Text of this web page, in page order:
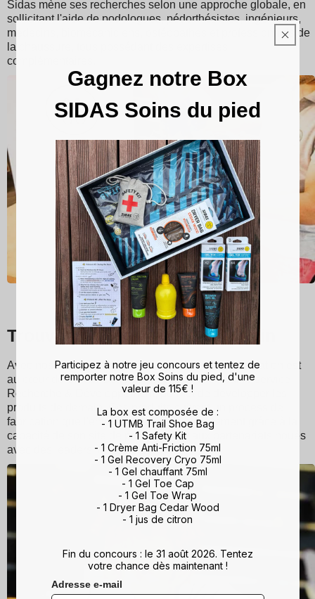
Sidas mène ses recherches selon une approche globale, en
sollicitant l'aide de podologues, pédorthésistes, ingénieurs,
médecins, biomécaniciens, ostéopathes et professionnels de
la chaussure, tous possédant des expertises
complémentaires.
Trouver les réponses de demain
Avec nos experts et sportifs de haut niveau, l’innovation est
au cœur de Sidas. Cette démarche, menée par le service
Recherche & Développement, permet de développer les
produits de demain. Ces produits suivent un process de
fabrication que l'entreprise maîtrise parfaitement grâce à la
capacité de son site de production et aux partenariats noués
avec des leaders industriels.
Gagnez notre Box
SIDAS Soins du pied
Participez à notre jeu concours et tentez de
remporter notre Box Soins du pied, d'une
valeur de 115€ !
La box est composée de :
- 1 UTMB Trail Shoe Bag
- 1 Safety Kit
- 1 Crème Anti-Friction 75ml
- 1 Gel Recovery Cryo 75ml
- 1 Gel chauffant 75ml
- 1 Gel Toe Cap
- 1 Gel Toe Wrap
- 1 Dryer Bag Cedar Wood
- 1 jus de citron
Fin du concours : le 31 août 2026. Tentez
votre chance dès maintenant !
Adresse e-mail